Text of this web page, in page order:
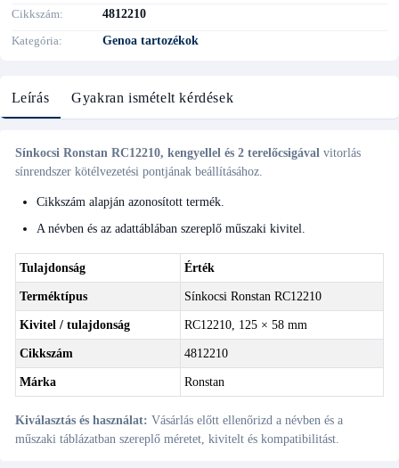
Cikkszám
4812210
Kategória
Genoa tartozékok
Leírás Gyakran ismételt kérdések
Sínkocsi Ronstan RC12210, kengyellel és 2 terelőcsigával vitorlás
sínrendszer kötélvezetési pontjának beállításához.
Cikkszám alapján azonosított termék.
A névben és az adattáblában szereplő műszaki kivitel.
Tulajdonság Érték
Terméktípus Sínkocsi Ronstan RC12210
Kivitel / tulajdonság RC12210, 125 × 58 mm
Cikkszám 4812210
Márka Ronstan
Kiválasztás és használat: Vásárlás előtt ellenőrizd a névben és a
műszaki táblázatban szereplő méretet, kivitelt és kompatibilitást.